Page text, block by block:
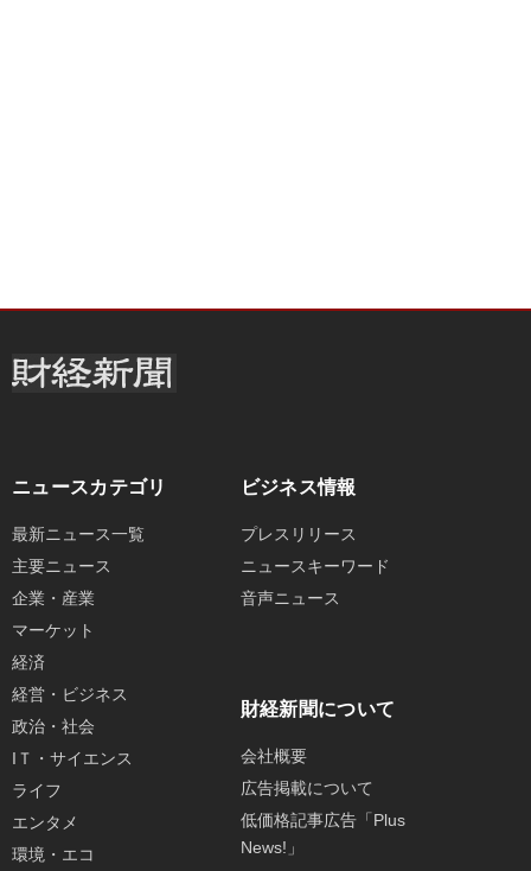
ニュースカテゴリ
最新ニュース一覧
主要ニュース
企業・産業
マーケット
経済
経営・ビジネス
政治・社会
IＴ・サイエンス
ライフ
エンタメ
環境・エコ
ビジネス情報
プレスリリース
ニュースキーワード
音声ニュース
財経新聞について
会社概要
広告掲載について
低価格記事広告「Plus
News!」